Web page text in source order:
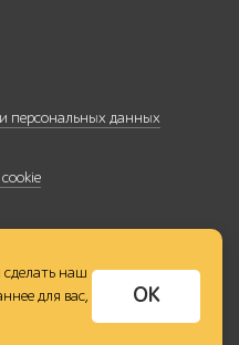
персональных данных
наш
для вас,
ОК